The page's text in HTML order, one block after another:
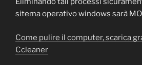
sitema operativo windows sarà
Come pulire il computer, scarica
Ccleaner